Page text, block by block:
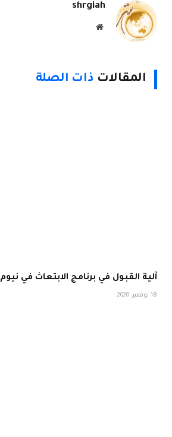
shrgiah
موقع
المقالات ذات الصلة
آلية القبول في برنامج الابتعاث في نيوم
18 نوفمبر، 2020